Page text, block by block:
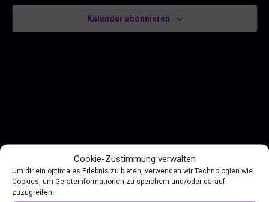
Cookie-Zustimmung verwalten
Um dir ein optimales Erlebnis zu bieten, verwenden wir Technologien wie
Cookies, um Geräteinformationen zu speichern und/oder darauf
zuzugreifen.
Kalender abonnieren